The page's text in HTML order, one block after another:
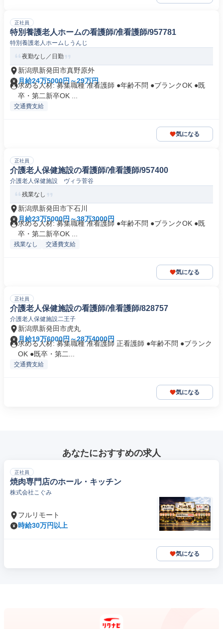
正社員
特別養護老人ホームの看護師/准看護師/957781
特別養護老人ホームしうんじ
夜勤なし／日勤
新潟県新発田市真野原外
月給24万5000円～29万円
求める人材: 募集職種 准看護師 ●年齢不問 ●ブランクOK ●既
卒・第二新卒OK ...
交通費支給
気になる
正社員
介護老人保健施設の看護師/准看護師/957400
介護老人保健施設 ヴィラ菅谷
残業なし
新潟県新発田市下石川
月給23万5000円～38万3000円
求める人材: 募集職種 准看護師 ●年齢不問 ●ブランクOK ●既
卒・第二新卒OK ...
残業なし 交通費支給
気になる
正社員
介護老人保健施設の看護師/准看護師/828757
介護老人保健施設二王子
新潟県新発田市虎丸
月給19万6000円～28万4000円
求める人材: 募集職種 准看護師 正看護師 ●年齢不問 ●ブランク
OK ●既卒・第二...
交通費支給
気になる
あなたにおすすめの求人
正社員
焼肉専門店のホール・キッチン
株式会社こぐみ
フルリモート
時給30万円以上
気になる